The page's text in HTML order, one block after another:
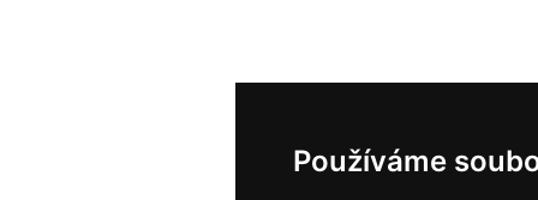
Používáme